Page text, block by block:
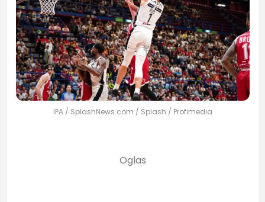
IPA / SplashNews.com / Splash / Profimedia